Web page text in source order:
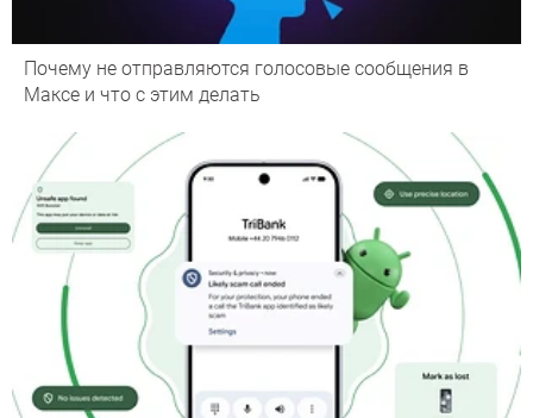
Почему не отправляются голосовые сообщения в
Максе и что с этим делать